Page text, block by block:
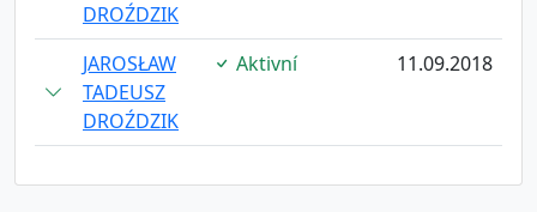
DROŹDZIK
JAROSŁAW
TADEUSZ
DROŹDZIK
Aktivní 11.09.2018